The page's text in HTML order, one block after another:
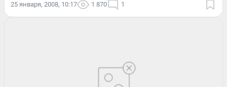
25 января, 2008, 10:17 1 870 1